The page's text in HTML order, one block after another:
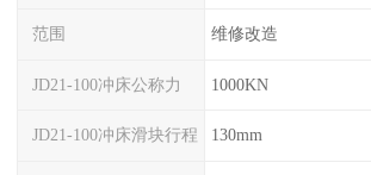
范围 维修改造
JD21-100冲床公称力 1000KN
JD21-100冲床滑块行程 130mm